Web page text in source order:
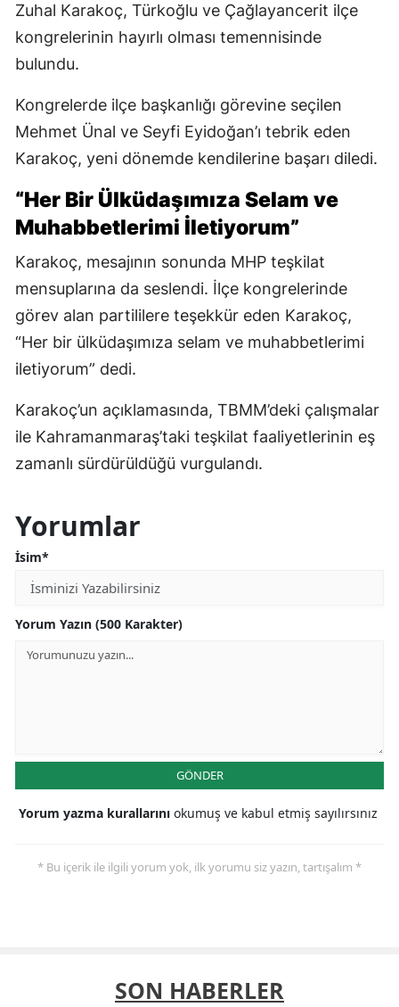
Zuhal Karakoç, Türkoğlu ve Çağlayancerit ilçe
kongrelerinin hayırlı olması temennisinde
bulundu.
Kongrelerde ilçe başkanlığı görevine seçilen
Mehmet Ünal ve Seyfi Eyidoğan’ı tebrik eden
Karakoç, yeni dönemde kendilerine başarı diledi.
“Her Bir Ülküdaşımıza Selam ve
Muhabbetlerimi İletiyorum”
Karakoç, mesajının sonunda MHP teşkilat
mensuplarına da seslendi. İlçe kongrelerinde
görev alan partililere teşekkür eden Karakoç,
“Her bir ülküdaşımıza selam ve muhabbetlerimi
iletiyorum” dedi.
Karakoç’un açıklamasında, TBMM’deki çalışmalar
ile Kahramanmaraş’taki teşkilat faaliyetlerinin eş
zamanlı sürdürüldüğü vurgulandı.
Yorumlar
İsim*
Yorum Yazın (500 Karakter)
GÖNDER
Yorum yazma kurallarını okumuş ve kabul etmiş sayılırsınız
* Bu içerik ile ilgili yorum yok, ilk yorumu siz yazın, tartışalım *
SON HABERLER